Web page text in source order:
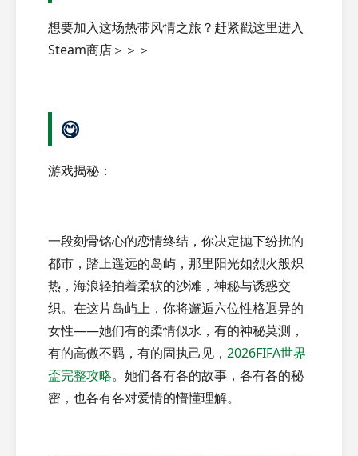
想要加入这场热带风情之旅？赶紧戳这里进入
Steam商店＞＞＞
😋
游戏揭秘：
一段刻骨铭心的恋情终结，你决定抛下纷扰的
都市，踏上遥远的岛屿，那里阳光如烈火般炽
热，海浪轻拍着柔软的沙滩，神秘与诱惑交
织。在这片岛屿上，你将邂逅六位性格迥异的
女性——她们有的柔情似水，有的神秘莫测，
有的高傲不羁，有的固执己见， 2026FIFA世界
盃完整攻略。她们各有各的故事，各有各的秘
密，也各有各对爱情的懵懂理解。